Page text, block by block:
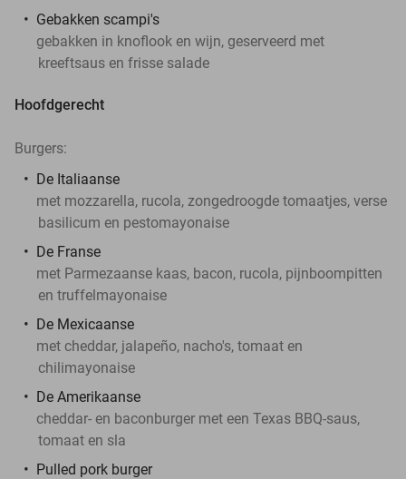
Gebakken scampi's
gebakken in knoflook en wijn, geserveerd met
kreeftsaus en frisse salade
Hoofdgerecht
Burgers:
De Italiaanse
met mozzarella, rucola, zongedroogde tomaatjes, verse
basilicum en pestomayonaise
De Franse
met Parmezaanse kaas, bacon, rucola, pijnboompitten
en truffelmayonaise
De Mexicaanse
met cheddar, jalapeño, nacho's, tomaat en
chilimayonaise
De Amerikaanse
cheddar- en baconburger met een Texas BBQ-saus,
tomaat en sla
Pulled pork burger